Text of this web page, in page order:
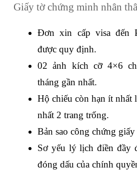
Giấy tờ chứng minh nhân
Đơn xin cấp visa đến
được quy định.
02 ảnh kích cỡ 4×6
tháng gần nhất.
Hộ chiếu còn hạn ít nhất
nhất 2 trang trống.
Bản sao công chứng
Sơ yếu lý lịch điền đầy
đóng dấu của chính